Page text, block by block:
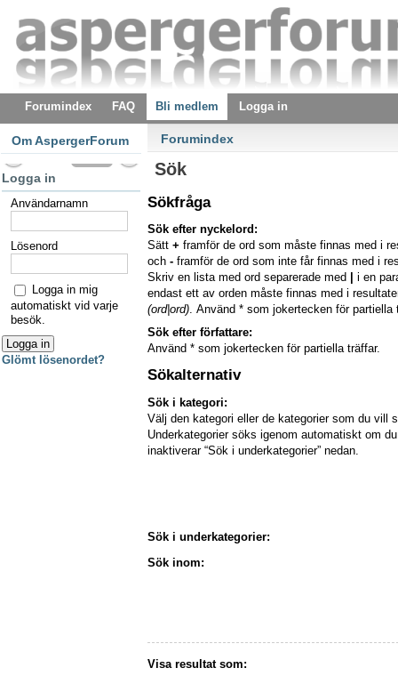
Forumindex FAQ Bli medlem Logga in
Forumindex
Sök
Sökfråga
Sök efter nyckelord:
Sätt + framför de ord som måste finnas med i
och - framför de ord som inte får finnas med i
Skriv en lista med ord separerade med
i en
endast ett av orden måste finnas med i
(ord|ord) . Använd * som jokertecken för partiella
Sök efter författare:
Använd * som jokertecken för partiella träffar.
Sökalternativ
Sök i kategori:
Välj den kategori eller de kategorier som du vill
Underkategorier söks igenom automatiskt om
inaktiverar “Sök i underkategorier” nedan.
Sök i underkategorier:
Sök inom:
Visa resultat som:
Om AspergerForum
Logga in
Användarnamn
Lösenord
Logga in mig
automatiskt vid varje
besök.
Glömt lösenordet?